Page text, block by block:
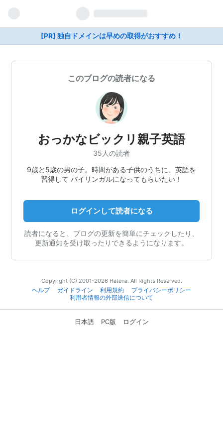
[PR] 独自ドメインは早めの取得がおすすめ！
このブログの読者になる
おっかなビックリ親子英語
35人の読者
9歳と5歳の男の子。時間がある子供のうちに、英語を
習得して バイリンガルになってもらいたい！
ログインして読者になる
読者になると、ブログの更新を簡単にチェックしたり、
更新通知を受け取ったりできるようになります。
Copyright (C) 2001-2026 Hatena. All Rights Reserved.
ヘルプ
ガイドライン 利用規約
プライバシーポリシー
利用者情報の外部送信について
日本語 PC版 ログイン